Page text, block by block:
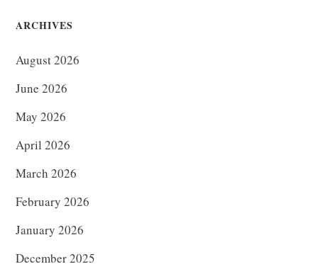
ARCHIVES
August 2026
June 2026
May 2026
April 2026
March 2026
February 2026
January 2026
December 2025